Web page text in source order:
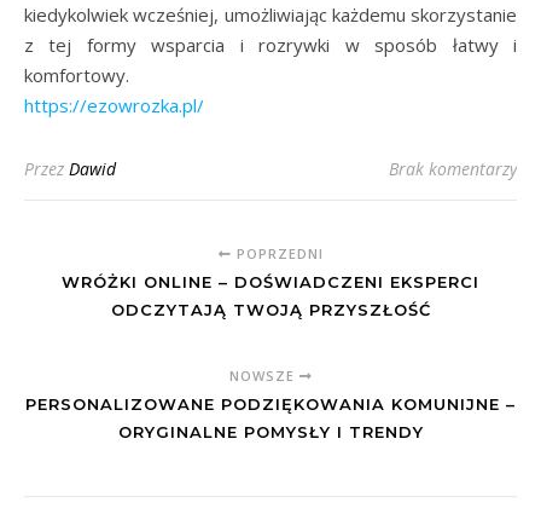
kiedykolwiek wcześniej, umożliwiając każdemu skorzystanie
z tej formy wsparcia i rozrywki w sposób łatwy i
komfortowy.
https://ezowrozka.pl/
Przez Dawid Brak komentarzy
POPRZEDNI
WRÓŻKI ONLINE – DOŚWIADCZENI EKSPERCI
ODCZYTAJĄ TWOJĄ PRZYSZŁOŚĆ
NOWSZE
PERSONALIZOWANE PODZIĘKOWANIA KOMUNIJNE –
ORYGINALNE POMYSŁY I TRENDY